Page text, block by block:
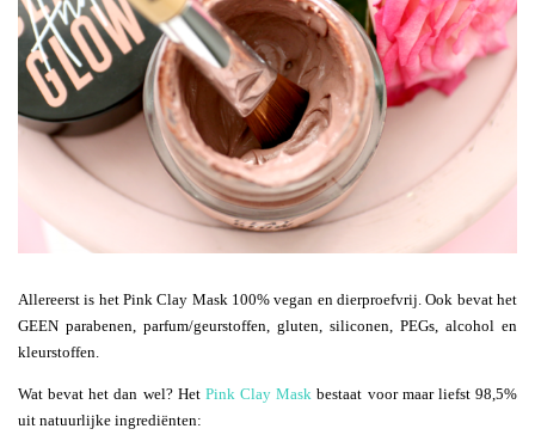
Allereerst is het Pink Clay Mask 100% vegan en dierproefvrij. Ook bevat het
GEEN parabenen, parfum/geurstoffen, gluten, siliconen, PEGs, alcohol en
kleurstoffen.
Wat bevat het dan wel? Het Pink Clay Mask bestaat voor maar liefst 98,5%
uit natuurlijke ingrediënten: